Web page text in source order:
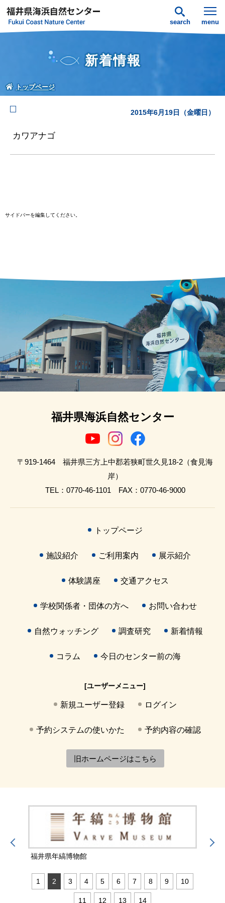
search menu
新着情報
トップページ
2015年6月19日（金曜日）
カワアナゴ
サイドバーを編集してください。
福井県海浜自然センター
〒919-1464 福井県三方上中郡若狭町世久見18-2（食見海
岸）
TEL：0770-46-1101 FAX：0770-46-9000
トップページ
施設紹介 ご利用案内 展示紹介
体験講座 交通アクセス
学校関係者・団体の方へ お問い合わせ
自然ウォッチング 調査研究 新着情報
コラム 今日のセンター前の海
[ユーザーメニュー]
新規ユーザー登録 ログイン
予約システムの使いかた 予約内容の確認
旧ホームページはこちら
福井県年縞博物館
1 2 3 4 5 6 7 8 9 10
11 12 13 14